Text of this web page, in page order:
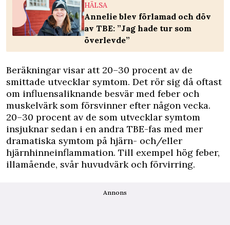
HÄLSA
Annelie blev förlamad och döv
av TBE: ”Jag hade tur som
överlevde”
Beräkningar visar att 20–30 procent av de
smittade utvecklar symtom. Det rör sig då oftast
om influensaliknande besvär med feber och
muskelvärk som försvinner efter någon vecka.
20–30 procent av de som utvecklar symtom
insjuknar sedan i en andra TBE-fas med mer
dramatiska symtom på hjärn- och/eller
hjärnhinneinflammation. Till exempel hög feber,
illamående, svår huvudvärk och förvirring.
Annons